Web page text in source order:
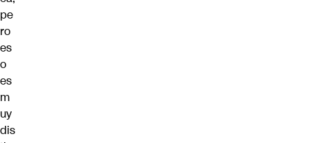
pe
ro
es
o
es
m
uy
dis